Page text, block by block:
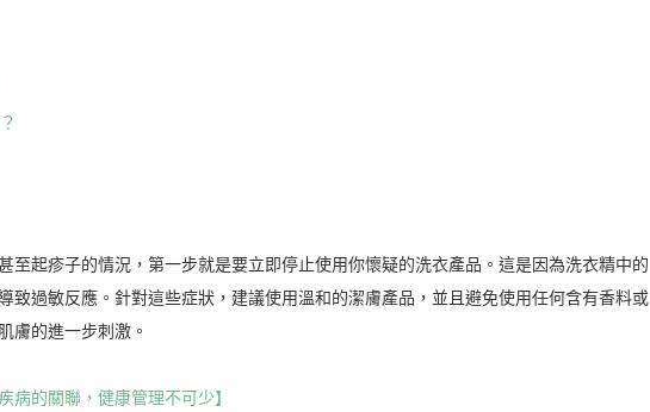
至起疹子的情況，第一步就是要立即停止使用你懷疑的洗衣產品。這是因為洗衣精中的
致過敏反應。針對這些症狀，建議使用溫和的潔膚產品，並且避免使用任何含有香料或
膚的進一步刺激。
病的關聯，健康管理不可少】